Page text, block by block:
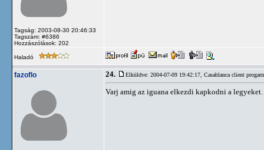
Tagság: 2003-08-30 20:46:33
Tagszám: #6386
Hozzászólások: 202
Haladó
fazoflo 24. Elküldve: 2004-07-09 19:42:17, Casablanca client
Varj amig az iguana elkezdi kapkodni a legyeket.